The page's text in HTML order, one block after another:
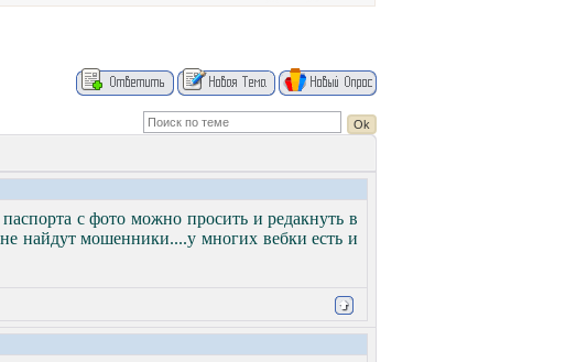
с фото можно просить и редакнуть в
найдут мошенники....у многих вебки есть и